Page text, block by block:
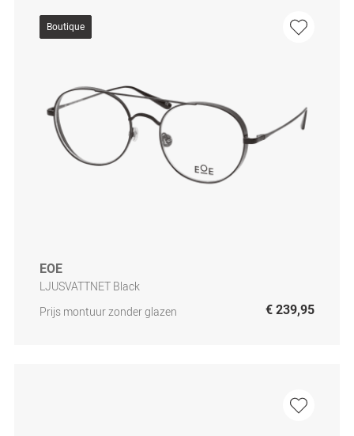
Boutique
EOE
LJUSVATTNET Black
Prijs montuur zonder glazen
€ 239,95